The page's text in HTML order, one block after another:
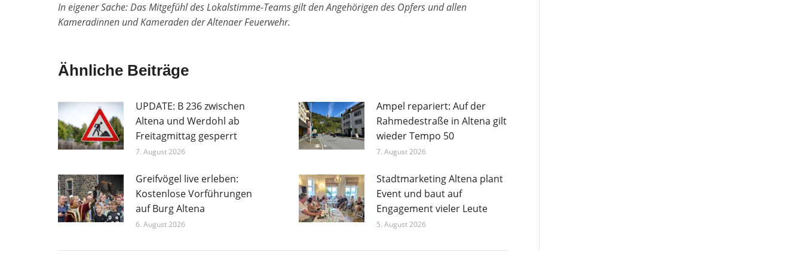
In eigener Sache: Das Mitgefühl des Lokalstimme-Teams gilt den Angehörigen des Opfers und allen
Kameradinnen und Kameraden der Altenaer Feuerwehr.
Ähnliche Beiträge
UPDATE: B 236 zwischen
Altena und Werdohl ab
Freitagmittag gesperrt
7. August 2026
Ampel repariert: Auf der
Rahmedestraße in Altena gilt
wieder Tempo 50
7. August 2026
Greifvögel live erleben:
Kostenlose Vorführungen
auf Burg Altena
6. August 2026
Stadtmarketing Altena plant
Event und baut auf
Engagement vieler Leute
5. August 2026